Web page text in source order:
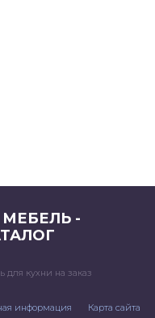
-
для кухни на заказ
информация Карта сайта